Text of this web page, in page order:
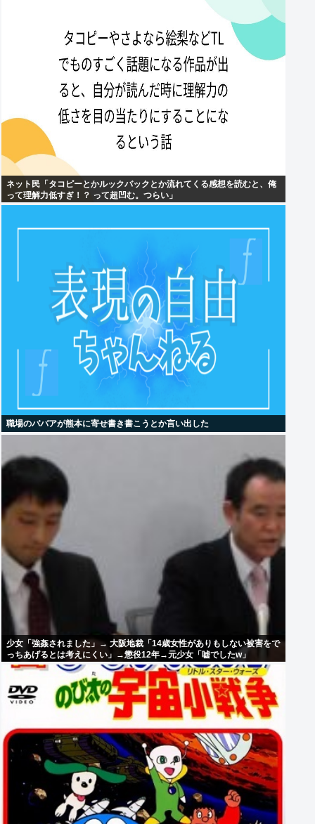
ネット民「タコピーとかルックバックとか流れてくる感想を読むと、俺
って理解力低すぎ！？ って超凹む。つらい」
職場のババアが熊本に寄せ書き書こうとか言い出した
少女「強姦されました」→ 大阪地裁「14歳女性がありもしない被害をで
っちあげるとは考えにくい」→懲役12年→元少女「嘘でしたw」